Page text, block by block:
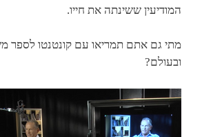
המודיעין ששינתה את חייו.
מתי גם אתם תמריאו עם קונטנטו לספר
ובעולם?